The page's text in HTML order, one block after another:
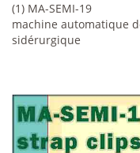
(1) MA-SEMI-19
machine automatique
sidérurgique